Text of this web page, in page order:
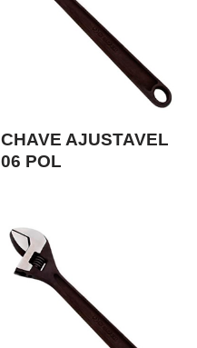
CHAVE AJUSTAVEL
06 POL